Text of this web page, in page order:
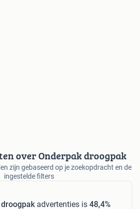
over Onderpak droogpak
zijn gebaseerd op je zoekopdracht en de
ingestelde filters
advertenties is 48,4%